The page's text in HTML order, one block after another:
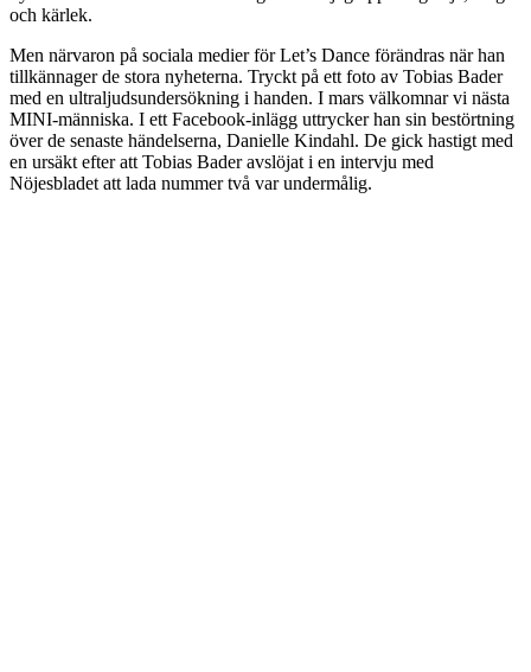
och kärlek.
Men närvaron på sociala medier för Let’s Dance förändras när han
tillkännager de stora nyheterna. Tryckt på ett foto av Tobias Bader
med en ultraljudsundersökning i handen. I mars välkomnar vi nästa
MINI-människa. I ett Facebook-inlägg uttrycker han sin bestörtning
över de senaste händelserna, Danielle Kindahl. De gick hastigt med
en ursäkt efter att Tobias Bader avslöjat i en intervju med
Nöjesbladet att lada nummer två var undermålig.